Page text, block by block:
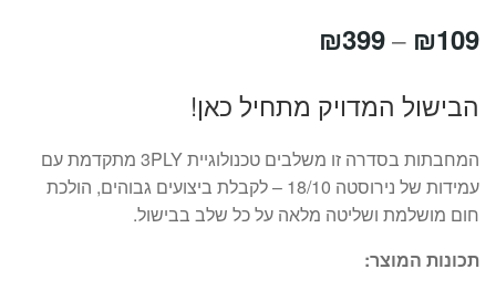
₪109
–
₪399
עד
הבישול המדויק מתחיל כאן!
המחבתות בסדרה זו משלבים טכנולוגיית 3PLY מתקדמת עם
עמידות של נירוסטה 18/10 – לקבלת ביצועים גבוהים, הולכת
חום מושלמת ושליטה מלאה על כל שלב בבישול.
תכונות המוצר: